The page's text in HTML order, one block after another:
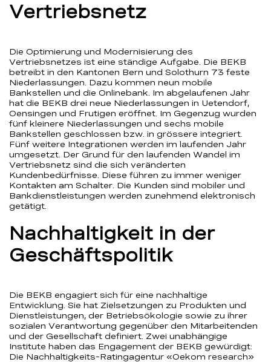
Vertriebsnetz
Die Optimierung und Modernisierung des
Vertriebsnetzes ist eine ständige Aufgabe. Die BEKB
betreibt in den Kantonen Bern und Solothurn 73 feste
Niederlassungen. Dazu kommen neun mobile
Bankstellen und die Onlinebank. Im abgelaufenen Jahr
hat die BEKB drei neue Niederlassungen in Uetendorf,
Oensingen und Frutigen eröffnet. Im Gegenzug wurden
fünf kleinere Niederlassungen und sechs mobile
Bankstellen geschlossen bzw. in grössere integriert.
Fünf weitere Integrationen werden im laufenden Jahr
umgesetzt. Der Grund für den laufenden Wandel im
Vertriebsnetz sind die sich veränderten
Kundenbedürfnisse. Diese führen zu immer weniger
Kontakten am Schalter. Die Kunden sind mobiler und
Bankdienstleistungen werden zunehmend elektronisch
getätigt.
Nachhaltigkeit in der
Geschäftspolitik
Die BEKB engagiert sich für eine nachhaltige
Entwicklung. Sie hat Zielsetzungen zu Produkten und
Dienstleistungen, der Betriebsökologie sowie zu ihrer
sozialen Verantwortung gegenüber den Mitarbeitenden
und der Gesellschaft definiert. Zwei unabhängige
Institute haben das Engagement der BEKB gewürdigt:
Die Nachhaltigkeits-Ratingagentur «Oekom research»